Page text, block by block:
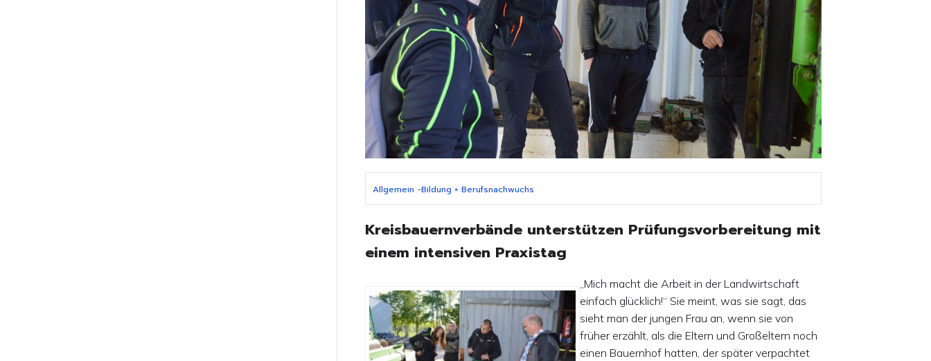
Allgemein -Bildung + Berufsnachwuchs
Kreisbauernverbände unterstützen Prüfungsvorbereitung mit
einem intensiven Praxistag
„Mich macht die Arbeit in der Landwirtschaft
einfach glücklich!“ Sie meint, was sie sagt, das
sieht man der jungen Frau an, wenn sie von
früher erzählt, als die Eltern und Großeltern noch
einen Bauernhof hatten, der später verpachtet